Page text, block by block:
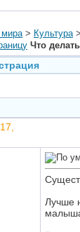
> Культура >
Что
Лучше